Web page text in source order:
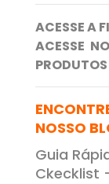
ACESSE A
ACESSE
PRODUTOS
NOSSO
Guia
Ckecklist